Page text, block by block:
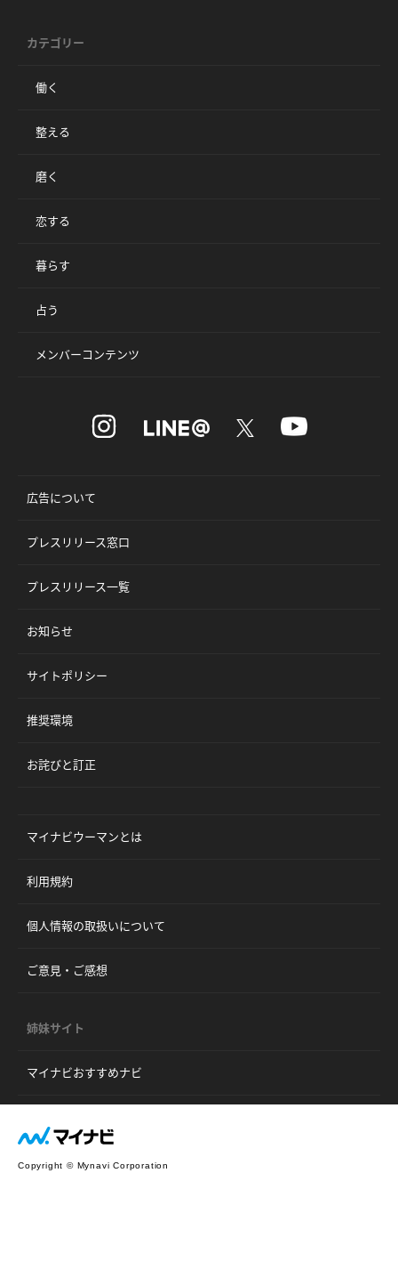
カテゴリー
働く
整える
磨く
恋する
暮らす
占う
メンバーコンテンツ
広告について
プレスリリース窓口
プレスリリース一覧
お知らせ
サイトポリシー
推奨環境
お詫びと訂正
マイナビウーマンとは
利用規約
個人情報の取扱いについて
ご意見・ご感想
姉妹サイト
マイナビおすすめナビ
Copyright © Mynavi Corporation